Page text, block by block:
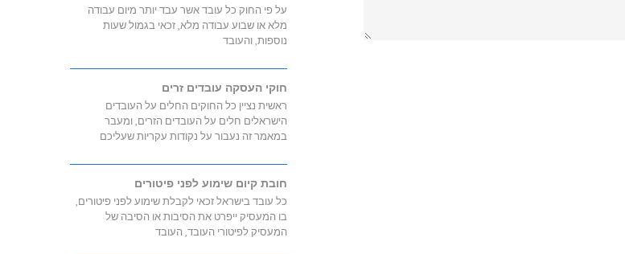
על פי החוק כל עובד אשר עבד יותר מיום עבודה
מלא או שבוע עבודה מלא, זכאי בגמול שעות
נוספות, והעובד
חוקי העסקה עובדים זרים
ראשית נציין כל החוקים החלים על העובדים
הישראלים חלים על העובדים הזרים, ומעבר
במאמר זה נעבור על נקודות עקריות שעליכם
חובת קיום שימוע לפני פיטורים
כל עובד בישראל זכאי לקבלת שימוע לפני פיטורים,
בו המעסיק ייפרט את הסיבות או הסיבה של
המעסיק לפיטורי העובד, העובד